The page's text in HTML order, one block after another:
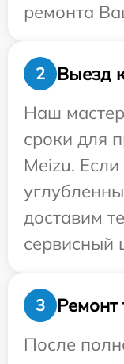
ремонта
2
Выезд
Наш
сроки для
Meizu. Если
доставим
сервисный
3
Ремонт
После